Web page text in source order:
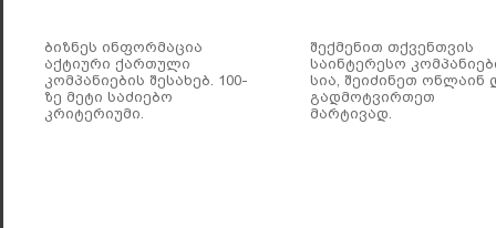
ბიზნეს ინფორმაცია
აქტიური ქართული
კომპანიების შესახებ. 100-
ზე მეტი საძიებო
კრიტერიუმი.
შექმენით თქვენთვის
საინტერესო
სია, შეიძინეთ ონლაინ
გადმოტვირთეთ
მარტივად.